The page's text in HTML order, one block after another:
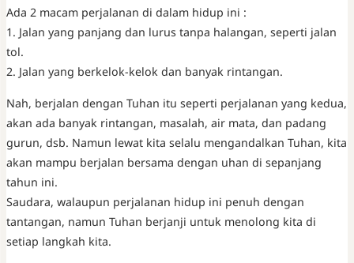
Ada 2 macam perjalanan di dalam hidup ini :
1. Jalan yang panjang dan lurus tanpa halangan, seperti jalan
tol.
2. Jalan yang berkelok-kelok dan banyak rintangan.
Nah, berjalan dengan Tuhan itu seperti perjalanan yang kedua,
akan ada banyak rintangan, masalah, air mata, dan padang
gurun, dsb. Namun lewat kita selalu mengandalkan Tuhan, kita
akan mampu berjalan bersama dengan uhan di sepanjang
tahun ini.
Saudara, walaupun perjalanan hidup ini penuh dengan
tantangan, namun Tuhan berjanji untuk menolong kita di
setiap langkah kita.